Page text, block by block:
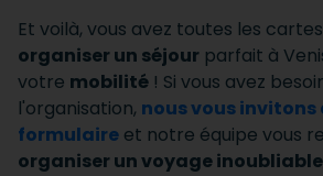
Et voilà, vous avez toutes les
organiser un séjour parfait à
votre mobilité ! Si vous avez
l'organisation, nous vous invitons
formulaire et notre équipe vous
organiser un voyage inoubliable